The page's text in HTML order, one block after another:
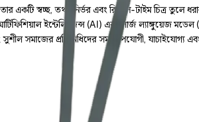
একটি স্বচ্ছ, তথ্য-নির্ভর এবং রিয়েল-টাইম চিত্র তুলে
ইন্টেলিজেন্স (AI) এবং লার্জ ল্যাঙ্গুয়েজ
সমাজের প্রতিনিধিদের সময়োপযোগী, যাচাইযোগ্য এবং